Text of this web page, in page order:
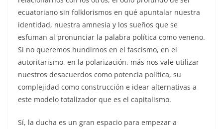
ecuatoriano sin folklorismos en qué apuntalar nuestra
identidad, nuestra amnesia y los sueños que se
esfuman al pronunciar la palabra política como veneno.
Si no queremos hundirnos en el fascismo, en el
autoritarismo, en la polarización, más nos vale utilizar
nuestros desacuerdos como potencia política, su
complejidad como construcción e idear alternativas a
este modelo totalizador que es el capitalismo.
Sí, la ducha es un gran espacio para empezar a